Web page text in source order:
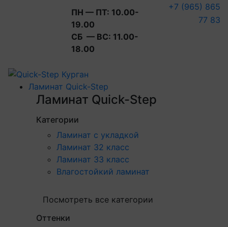
ПН — ПТ: 10.00-
19.00
СБ — ВС: 11.00-
18.00
+7 (965) 865
77 83
Ламинат Quick-Step
Ламинат Quick-Step
Категории
Ламинат с укладкой
Ламинат 32 класс
Ламинат 33 класс
Влагостойкий ламинат
Посмотреть все категории
Оттенки